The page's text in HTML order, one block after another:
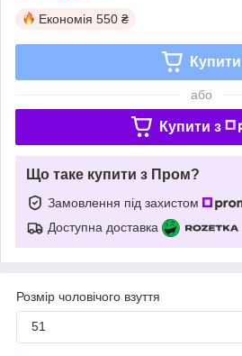
Економія 550 ₴
Купити
або
Купити з
Що таке купити з Пром?
Замовлення під захистом
Доступна доставка
Розмір чоловічого взуття
51